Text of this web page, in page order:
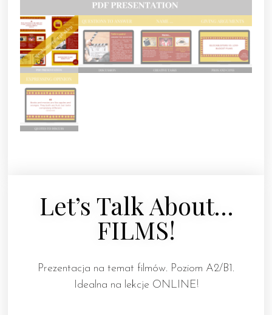
Let’s Talk About…
FILMS!
Prezentacja na temat filmów. Poziom A2/B1.
Idealna na lekcje ONLINE!